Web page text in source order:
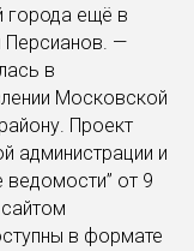
города ещё в
Персианов. —
в
Московской
Проект
администрации и
ведомости” от 9
в формате